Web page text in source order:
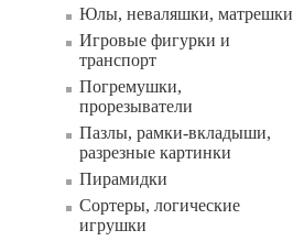
Юлы, неваляшки, матрешки
Игровые фигурки и
транспорт
Погремушки,
прорезыватели
Пазлы, рамки-вкладыши,
разрезные картинки
Пирамидки
Сортеры, логические
игрушки